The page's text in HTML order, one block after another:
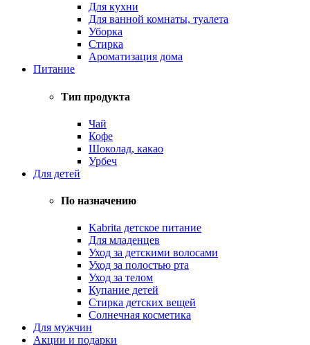
Для кухни
Для ванной комнаты, туалета
Уборка
Стирка
Ароматизация дома
Питание
Тип продукта
Чай
Кофе
Шоколад, какао
Урбеч
Для детей
По назначению
Kabrita детское питание
Для младенцев
Уход за детскими волосами
Уход за полостью рта
Уход за телом
Купание детей
Стирка детских вещей
Солнечная косметика
Для мужчин
Акции и подарки